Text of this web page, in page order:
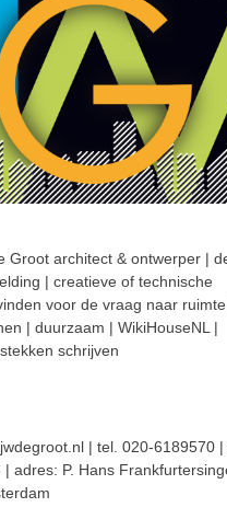
Groot architect & ontwerper |
| creatieve of technische
voor de vraag naar
| duurzaam | WikiHouseNL |
schrijven
| tel. 020-6189570 |
adres: P. Hans